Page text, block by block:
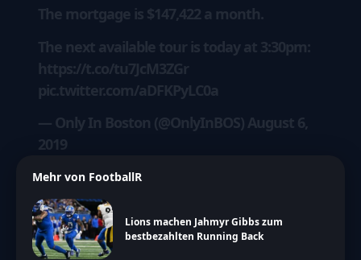
The mortgage is $147,422 a month.
The next available tour is today at 3:30pm:
https://t.co/tu7JcM3ZGr
pic.twitter.com/aDFKPyLC0a
— Only In Boston (@OnlyInBOS) August 6,
2019
Mehr von FootballR
Lions machen Jahmyr Gibbs zum
bestbezahlten Running Back